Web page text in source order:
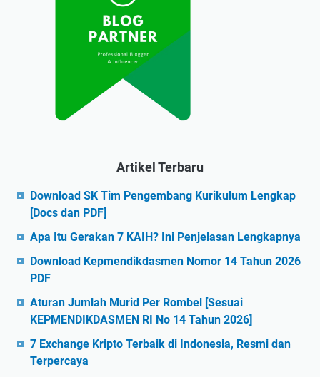
Artikel Terbaru
Download SK Tim Pengembang Kurikulum Lengkap
[Docs dan PDF]
Apa Itu Gerakan 7 KAIH? Ini Penjelasan Lengkapnya
Download Kepmendikdasmen Nomor 14 Tahun 2026
PDF
Aturan Jumlah Murid Per Rombel [Sesuai
KEPMENDIKDASMEN RI No 14 Tahun 2026]
7 Exchange Kripto Terbaik di Indonesia, Resmi dan
Terpercaya